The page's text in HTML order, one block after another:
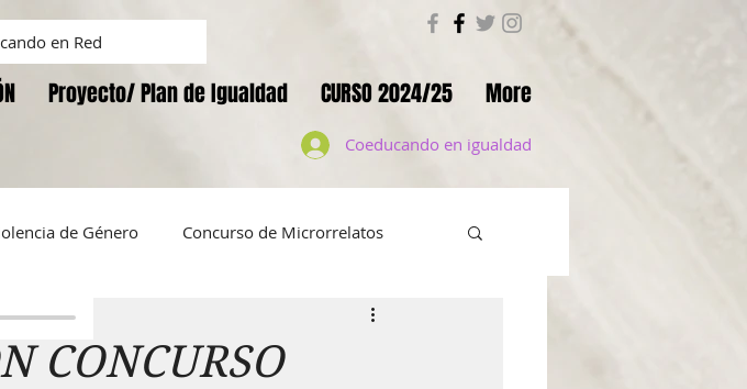
Proyecto/ Plan de Igualdad CURSO 2024/25 More
Coeducando en igualdad
en Red
de Género Concurso de Microrrelatos
Corresponsabilidad
CONCURSO